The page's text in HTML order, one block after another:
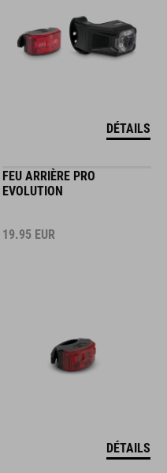
DÉTAILS
FEU ARRIÈRE PRO
EVOLUTION
19.95 EUR
DÉTAILS